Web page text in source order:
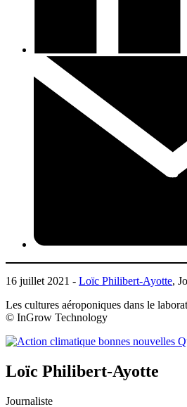
16 juillet 2021 - Loïc Philibert-Ayotte,
Les cultures aéroponiques dans le
© InGrow Technology
Loïc Philibert-Ayotte
Journaliste